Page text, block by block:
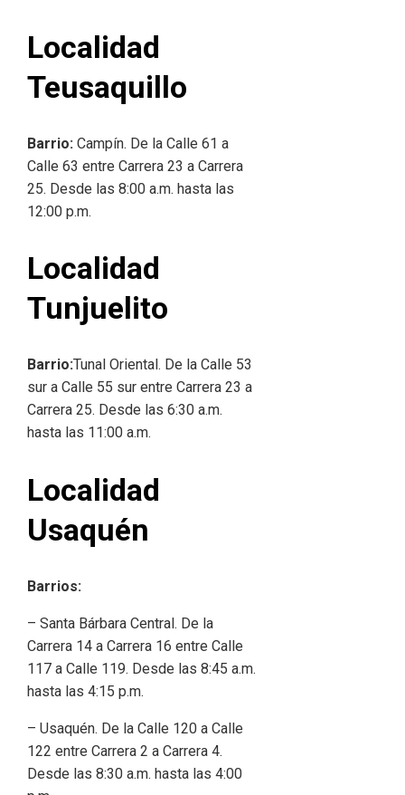
Localidad
Teusaquillo
Barrio: Campín. De la Calle 61 a
Calle 63 entre Carrera 23 a Carrera
25. Desde las 8:00 a.m. hasta las
12:00 p.m.
Localidad
Tunjuelito
Barrio:Tunal Oriental. De la Calle 53
sur a Calle 55 sur entre Carrera 23 a
Carrera 25. Desde las 6:30 a.m.
hasta las 11:00 a.m.
Localidad
Usaquén
Barrios:
– Santa Bárbara Central. De la
Carrera 14 a Carrera 16 entre Calle
117 a Calle 119. Desde las 8:45 a.m.
hasta las 4:15 p.m.
– Usaquén. De la Calle 120 a Calle
122 entre Carrera 2 a Carrera 4.
Desde las 8:30 a.m. hasta las 4:00